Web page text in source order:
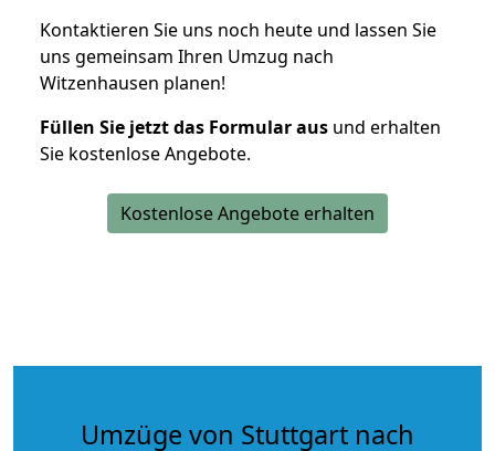
Kontaktieren Sie uns noch heute und lassen Sie
uns gemeinsam Ihren Umzug nach
Witzenhausen planen!
Füllen Sie jetzt das Formular aus und erhalten
Sie kostenlose Angebote.
Kostenlose Angebote erhalten
Umzüge von Stuttgart nach